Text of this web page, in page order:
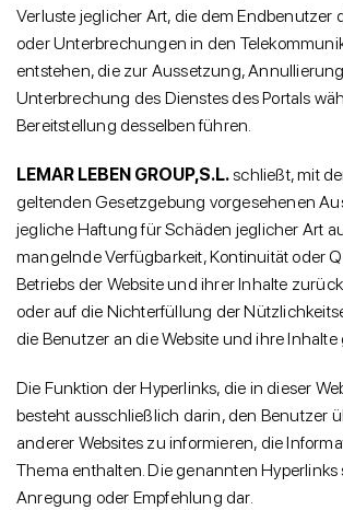
Verluste jeglicher Art, die dem Endbenutzer
oder Unterbrechungen in den
entstehen, die zur Aussetzung,
Unterbrechung des Dienstes des Portals
Bereitstellung desselben führen.
LEMAR LEBEN GROUP,S.L.schließt, mit
geltenden Gesetzgebung vorgesehenen
jegliche Haftung für Schäden jeglicher Art
mangelnde Verfügbarkeit, Kontinuität oder
Betriebs der Website und ihrer Inhalte
oder auf die Nichterfüllung der
die Benutzer an die Website und ihre Inhalte
Die Funktion der Hyperlinks, die in dieser
besteht ausschließlich darin, den Benutzer
anderer Websites zu informieren, die
Thema enthalten. Die genannten Hyperlinks
Anregung oder Empfehlung dar.